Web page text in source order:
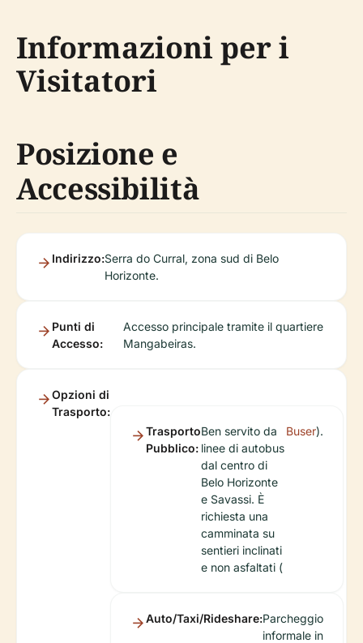
Informazioni per i
Visitatori
Posizione e
Accessibilità
Indirizzo:Serra do Curral, zona sud di Belo
Horizonte.
Punti di
Accesso:
Accesso principale tramite il quartiere
Mangabeiras.
Opzioni di
Trasporto:
Trasporto
Pubblico:
Ben servito da
linee di autobus
dal centro di
Belo Horizonte
e Savassi. È
richiesta una
camminata su
sentieri inclinati
e non asfaltati (
Buser).
Auto/Taxi/Rideshare:Parcheggio
informale in